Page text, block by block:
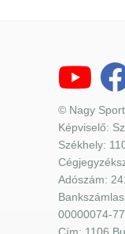
© Nagy
Képviselő:
Székhely:
Adószám:
00000074-
Cím: 1106